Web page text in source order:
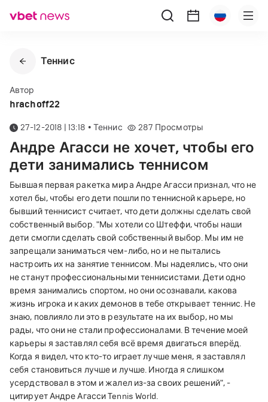
Теннис
Автор
hrachoff22
27-12-2018 | 13:18 • Теннис 287 Просмотры
Андре Агасси не хочет, чтобы его
дети занимались теннисом
Бывшая первая ракетка мира Андре Агасси признал, что не
хотел бы, чтобы его дети пошли по теннисной карьере, но
бывший теннисист считает, что дети должны сделать свой
собственный выбор. "Мы хотели со Штеффи, чтобы наши
дети смогли сделать свой собственный выбор. Мы им не
запрещали заниматься чем-либо, но и не пытались
настроить их на занятие теннисом. Мы надеялись, что они
не станут профессиональными теннисистами. Дети одно
время занимались спортом, но они осознавали, какова
жизнь игрока и каких демонов в тебе открывает теннис. Не
знаю, повлияло ли это в результате на их выбор, но мы
рады, что они не стали профессионалами. В течение моей
карьеры я заставлял себя всё время двигаться вперёд.
Когда я видел, что кто-то играет лучше меня, я заставлял
себя становиться лучше и лучше. Иногда я слишком
усердствовал в этом и жалел из-за своих решений", -
цитирует Андре Агасси Tennis World.